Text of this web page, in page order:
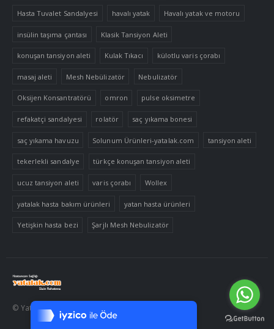
7/24 Canlı Destek
%100 Sorunsuz Alışveriş
Hasta Tuvalet Sandalyesi havalı yatak Havalı yatak ve motoru
insülin taşıma çantası Klasik Tansiyon Aleti
konuşan tansiyon aleti Kulak Tıkacı külotlu varis çorabı
masaj aleti Mesh Nebülizatör Nebulizatör
Oksijen Konsantratörü omron pulse oksimetre
refakatçi sandalyesi rolatör saç yıkama bonesi
saç yıkama havuzu Solunum Ürünleri-yatalak.com tansiyon aleti
tekerlekli sandalye türkçe konuşan tansiyon aleti
ucuz tansiyon aleti varis çorabı Wollex
yatalak hasta bakım ürünleri yatan hasta ürünleri
Yetişkin hasta bezi Şarjlı Mesh Nebulizatör
© Yatalak.com 2020. Tüm Hakları Saklıdır